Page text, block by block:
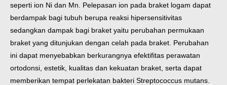
seperti ion Ni dan Mn. Pelepasan ion pada braket logam dapat
berdampak bagi tubuh berupa reaksi hipersensitivitas
sedangkan dampak bagi braket yaitu perubahan permukaan
braket yang ditunjukan dengan celah pada braket. Perubahan
ini dapat menyebabkan berkurangnya efektifitas perawatan
ortodonsi, estetik, kualitas dan kekuatan braket, serta dapat
memberikan tempat perlekatan bakteri Streptococcus mutans.